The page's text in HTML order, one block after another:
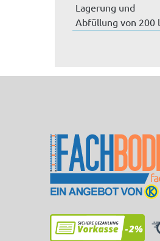
Lagerung und
Abfüllung von 200 l